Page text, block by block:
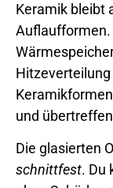
Keramik bleibt
Auflaufformen.
und
Die glasierten
schnittfest. Du